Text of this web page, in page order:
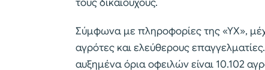
τους δικαιούχους.
Σύμφωνα με πληροφορίες της «ΥΧ»,
αγρότες και ελεύθερους
αυξημένα όρια οφειλών είναι 10.102